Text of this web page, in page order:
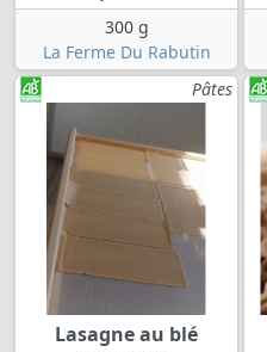
300 g
La Ferme Du Rabutin
Pâtes
Lasagne au blé